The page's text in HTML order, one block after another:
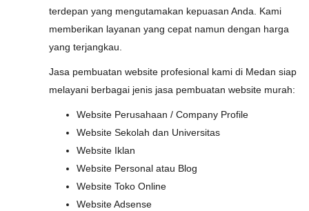
terdepan yang mengutamakan kepuasan Anda. Kami
memberikan layanan yang cepat namun dengan harga
yang terjangkau.
Jasa pembuatan website profesional kami di Medan siap
melayani berbagai jenis jasa pembuatan website murah:
Website Perusahaan / Company Profile
Website Sekolah dan Universitas
Website Iklan
Website Personal atau Blog
Website Toko Online
Website Adsense